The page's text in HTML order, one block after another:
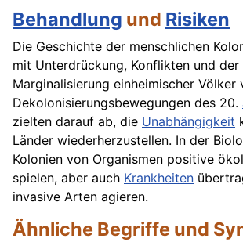
Behandlung und Risiken
Die Geschichte der menschlichen
mit Unterdrückung, Konflikten und der
Marginalisierung einheimischer Völker
Dekolonisierungsbewegungen des 20.
zielten darauf ab, die Unabhängigkeit
Länder wiederherzustellen. In der
Kolonien von Organismen positive
spielen, aber auch Krankheiten
invasive Arten agieren.
Ähnliche Begriffe und